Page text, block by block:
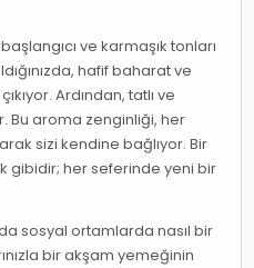
ve karmaşık tonları
hafif baharat ve
Ardından, tatlı ve
Bu aroma zenginliği, her
sizi kendine bağlıyor. Bir
gibidir; her seferinde yeni bir
sosyal ortamlarda nasıl bir
bir akşam yemeğinin